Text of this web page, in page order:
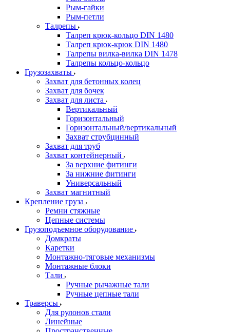
Рым-гайки
Рым-петли
Талрепы
Талреп крюк-кольцо DIN 1480
Талреп крюк-крюк DIN 1480
Талрепы вилка-вилка DIN 1478
Талрепы кольцо-кольцо
Грузозахваты
Захват для бетонных колец
Захват для бочек
Захват для листа
Вертикальный
Горизонтальный
Горизонтальный/вертикальный
Захват струбцинный
Захват для труб
Захват контейнерный
За верхние фитинги
За нижние фитинги
Универсальный
Захват магнитный
Крепление груза
Ремни стяжные
Цепные системы
Грузоподъемное оборудование
Домкраты
Каретки
Монтажно-тяговые механизмы
Монтажные блоки
Тали
Ручные рычажные тали
Ручные цепные тали
Траверсы
Для рулонов стали
Линейные